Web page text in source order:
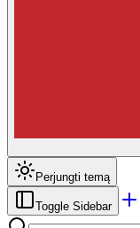
Perjungti temą
Toggle Sidebar